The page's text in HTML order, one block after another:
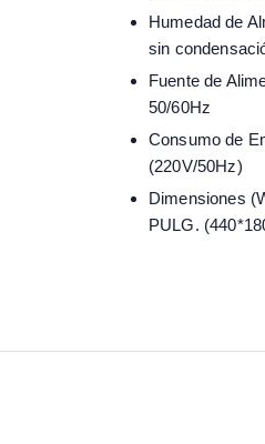
Humedad de
sin
Fuente de
50/60Hz
Consumo de
(220V/50Hz)
Dimensiones
PULG.